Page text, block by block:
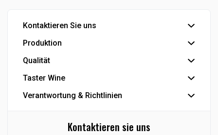
Kontaktieren Sie uns
Büro
Export
Industrie
Produktion
Abfüllung
Industrielle Produkte
Eigenmarke
Qualität
IFS Food-Zertifizierung
Se die Smiley-Berichte der dänischen Veterinär- und
Taster Wine
Der Konzern
Agenturen/Exklusive Angebote
Verantwortung & Richtlinien
Cookie-RichtlinieKontaktieren sie uns